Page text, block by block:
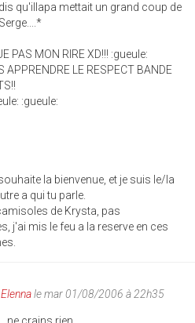
qu'illapa mettait un grand coup de
PAS MON RIRE XD!!! :gueule:
APPRENDRE LE RESPECT BANDE
:gueule:
la bienvenue, et je suis le/la
a qui tu parle.
de Krysta, pas
j'ai mis le feu a la reserve en ces
Elennale mar 01/08/2006 à 22h35